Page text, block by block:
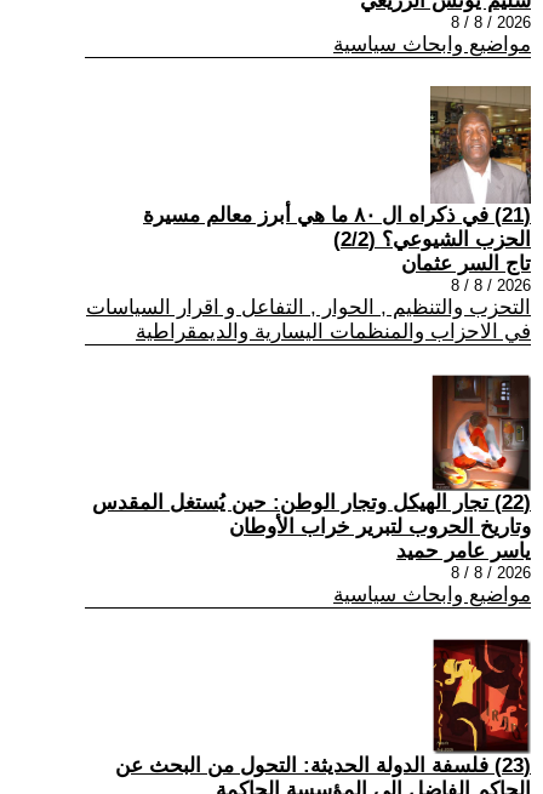
2026 / 8 / 8
مواضيع وابحاث سياسية
(21) في ذكراه ال ٨٠ ما هي أبرز معالم مسيرة
الحزب الشيوعي؟ (2/2)
تاج السر عثمان
2026 / 8 / 8
التحزب والتنظيم , الحوار , التفاعل و اقرار السياسات
في الاحزاب والمنظمات اليسارية والديمقراطية
(22) تجار الهيكل وتجار الوطن: حين يُستغل المقدس
وتاريخ الحروب لتبرير خراب الأوطان
ياسر عامر حميد
2026 / 8 / 8
مواضيع وابحاث سياسية
(23) فلسفة الدولة الحديثة: التحول من البحث عن